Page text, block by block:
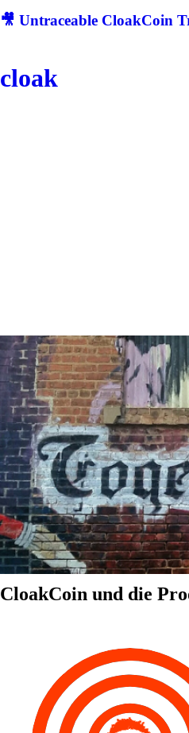
🎥 Untraceable CloakCoin
cloak
CloakCoin und die